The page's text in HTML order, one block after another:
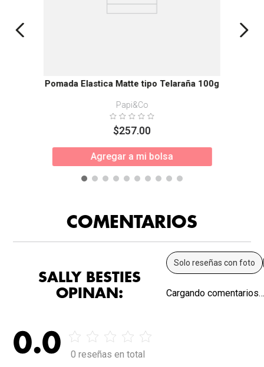
Pomada Elastica Matte tipo Telaraña 100g
Papi&Co
$257.00
Agregar a mi bolsa
COMENTARIOS
SALLY BESTIES
OPINAN:
0.0 0 reseñas en total
Solo reseñas con foto
Cargando